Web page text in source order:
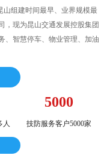
组建时间最早、业界规模最
，现为昆山交通发展控股集团
、智慧停车、物业管理、加油
人
5000
技防服务客户5000家